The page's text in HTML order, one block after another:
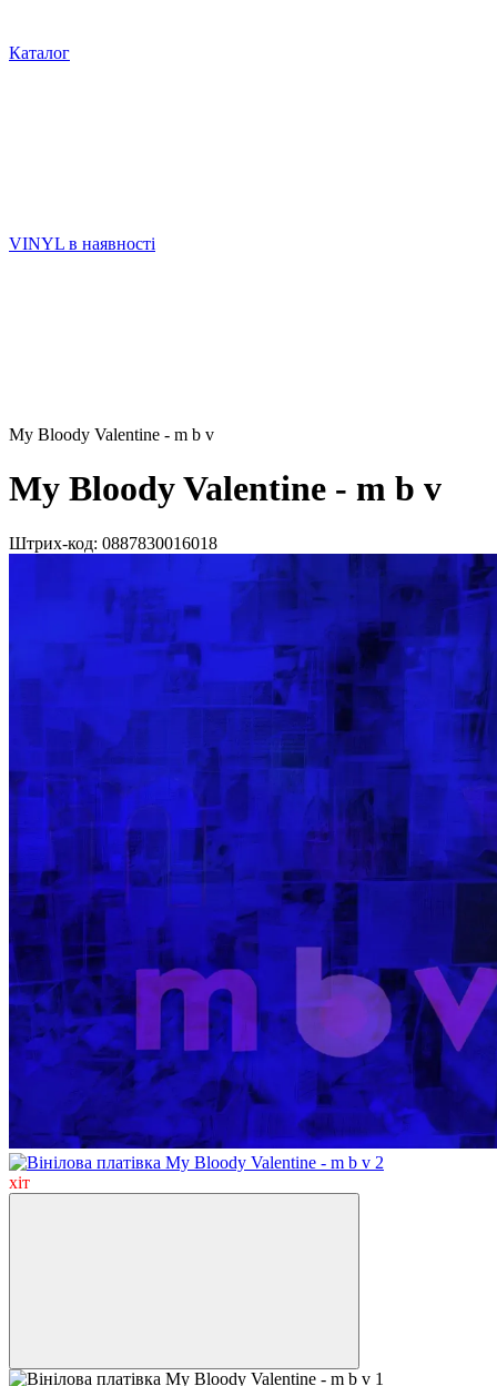
Каталог
VINYL в наявності
My Bloody Valentine - m b v
My Bloody Valentine - m b v
Штрих-код: 0887830016018
хіт